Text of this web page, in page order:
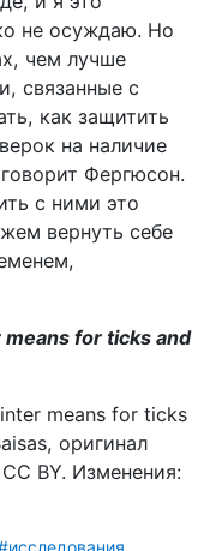
не осуждаю. Но
чем лучше
связанные с
как защитить
на наличие
Фергюсон.
с ними это
вернуть себе
for ticks and
means for ticks
, оригинал
CC BY. Изменения: